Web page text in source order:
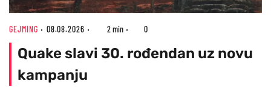
GEJMING 08.08.2026 2 min 0
Quake slavi 30. rođendan uz novu
kampanju